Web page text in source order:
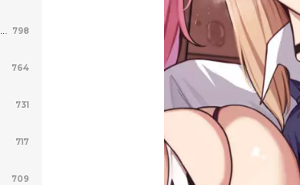
798
764
731
717
709